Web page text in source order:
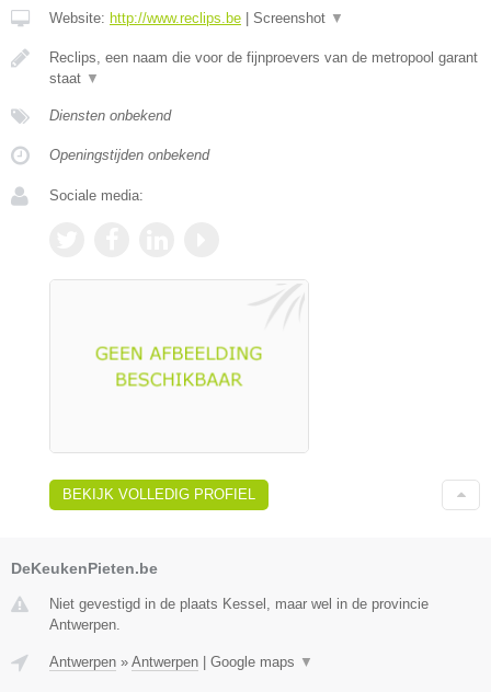
Website: http://www.reclips.be Screenshot ▼
Reclips, een naam die voor de fijnproevers van de metropool garant
staat ▼
Diensten onbekend
Openingstijden onbekend
Sociale media:
BEKIJK VOLLEDIG PROFIEL
DeKeukenPieten.be
Niet gevestigd in de plaats Kessel, maar wel in de provincie
Antwerpen.
Antwerpen » Antwerpen Google maps ▼